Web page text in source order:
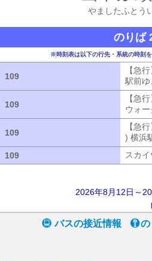
やましたふとう
のりば
※時刻表は以下の行先・系統の時刻
109
【急
駅前ゆ
109
【急
ウォー
109
【急
) 横浜
109
スカ
2026年8月12日～
バスの接近情報 の